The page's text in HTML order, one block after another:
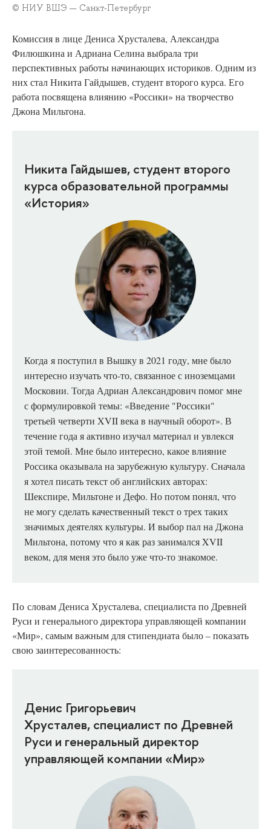
© НИУ ВШЭ — Санкт-Петербург
Комиссия в лице Дениса Хрусталева, Александра
Филюшкина и Адриана Селина выбрала три
перспективных работы начинающих историков. Одним из
них стал Никита Гайдышев, студент второго курса. Его
работа посвящена влиянию «Россики» на творчество
Джона Мильтона.
Никита Гайдышев, студент второго
курса образовательной программы
«История»
Когда я поступил в Вышку в 2021 году, мне было
интересно изучать что-то, связанное с иноземцами
Московии. Тогда Адриан Александрович помог мне
с формулировкой темы: «Введение "Россики"
третьей четверти XVII века в научный оборот». В
течение года я активно изучал материал и увлекся
этой темой. Мне было интересно, какое влияние
Россика оказывала на зарубежную культуру. Сначала
я хотел писать текст об английских авторах:
Шекспире, Мильтоне и Дефо. Но потом понял, что
не могу сделать качественный текст о трех таких
значимых деятелях культуры. И выбор пал на Джона
Мильтона, потому что я как раз занимался XVII
веком, для меня это было уже что-то знакомое.
По словам Дениса Хрусталева, специалиста по Древней
Руси и генерального директора управляющей компании
«Мир», самым важным для стипендиата было – показать
свою заинтересованность:
Денис Григорьевич
Хрусталев, специалист по Древней
Руси и генеральный директор
управляющей компании «Мир»